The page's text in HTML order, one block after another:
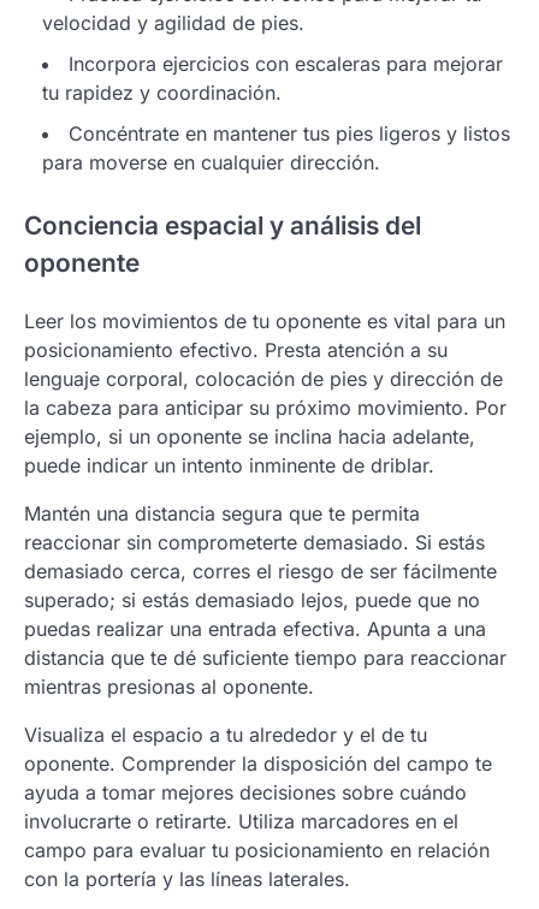
velocidad y agilidad de pies.
Incorpora ejercicios con escaleras para mejorar
tu rapidez y coordinación.
Concéntrate en mantener tus pies ligeros y listos
para moverse en cualquier dirección.
Conciencia espacial y análisis del
oponente
Leer los movimientos de tu oponente es vital para un
posicionamiento efectivo. Presta atención a su
lenguaje corporal, colocación de pies y dirección de
la cabeza para anticipar su próximo movimiento. Por
ejemplo, si un oponente se inclina hacia adelante,
puede indicar un intento inminente de driblar.
Mantén una distancia segura que te permita
reaccionar sin comprometerte demasiado. Si estás
demasiado cerca, corres el riesgo de ser fácilmente
superado; si estás demasiado lejos, puede que no
puedas realizar una entrada efectiva. Apunta a una
distancia que te dé suficiente tiempo para reaccionar
mientras presionas al oponente.
Visualiza el espacio a tu alrededor y el de tu
oponente. Comprender la disposición del campo te
ayuda a tomar mejores decisiones sobre cuándo
involucrarte o retirarte. Utiliza marcadores en el
campo para evaluar tu posicionamiento en relación
con la portería y las líneas laterales.